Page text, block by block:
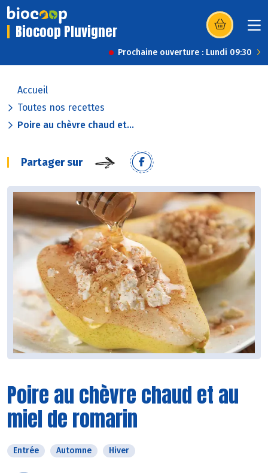
Biocoop Pluvigner (s’ouvre dans
Prochaine ouverture : Lundi 09:30
Accueil
Toutes nos recettes
Poire au chèvre chaud et...
Partager sur
Poire au chèvre chaud et au
miel de romarin
Entrée Automne Hiver